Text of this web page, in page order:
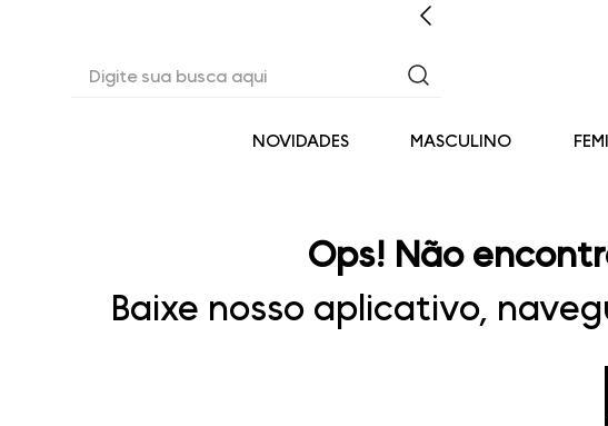
NOVIDADES MASCULINO
Ops! Não
Baixe nosso aplicativo,